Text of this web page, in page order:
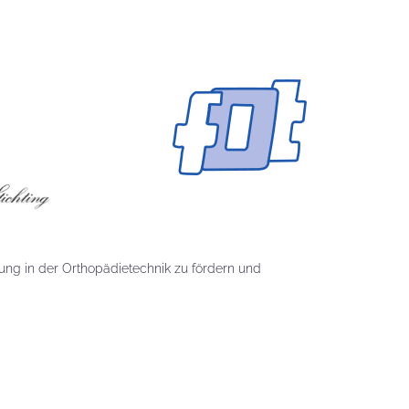
in der Orthopädietechnik zu fördern und